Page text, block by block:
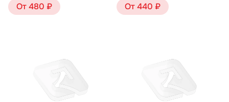
От 480 ₽ От 440 ₽